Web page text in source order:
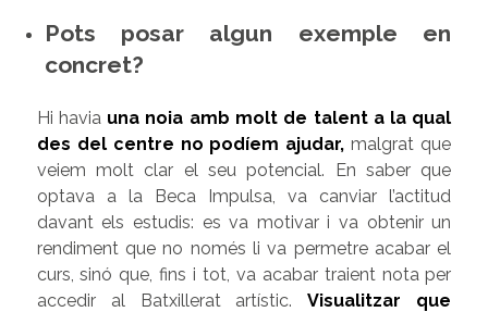
Pots posar algun exemple en
concret?
Hi havia una noia amb molt de talent a la qual
des del centre no podíem ajudar, malgrat que
veiem molt clar el seu potencial. En saber que
optava a la Beca Impulsa, va canviar l’actitud
davant els estudis: es va motivar i va obtenir un
rendiment que no només li va permetre acabar el
curs, sinó que, fins i tot, va acabar traient nota per
accedir al Batxillerat artístic.Visualitzar que